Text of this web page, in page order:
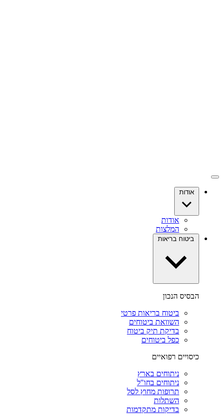
אודות
אודות
המלצות
ביטוח בריאות
הבסיס הנכון
ביטוח בריאות פרטי
השוואת ביטוחים
בדיקת תיק ביטוח
כפל ביטוחים
כיסויים רפואיים
ניתוחים בארץ
ניתוחים בחו"ל
תרופות מחוץ לסל
השתלות
בדיקות מתקדמות